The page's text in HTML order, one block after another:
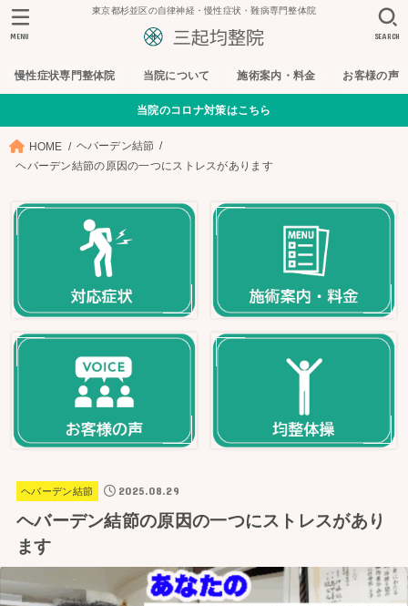
東京都杉並区の自律神経・慢性症状・難病専門整体院
慢性症状専門整体院 当院について 施術案内・料金 お客様の声
SEARCH
MENU
当院のコロナ対策はこちら
HOME
ヘバーデン結節
ヘバーデン結節の原因の一つにストレスがあります
ヘバーデン結節 2025.08.29
ヘバーデン結節の原因の一つにストレスがあり
ます